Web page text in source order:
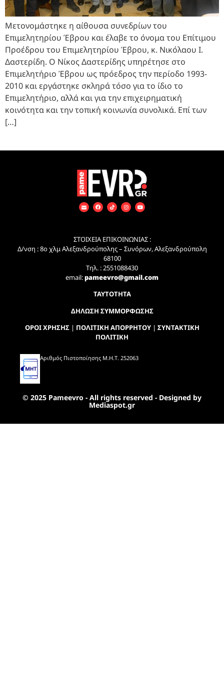
Μετονομάστηκε η αίθουσα συνεδρίων του
Επιμελητηρίου Έβρου και έλαβε το όνομα του Επίτιμου
Προέδρου του Επιμελητηρίου Έβρου, κ. Νικόλαου Ι.
Δαστερίδη. Ο Νίκος Δαστερίδης υπηρέτησε στο
Επιμελητήριο Έβρου ως πρόεδρος την περίοδο 1993-
2010 και εργάστηκε σκληρά τόσο για το ίδιο το
Επιμελητήριο, αλλά και για την επιχειρηματική
κοινότητα και την τοπική κοινωνία συνολικά. Επί των
[…]
ΣΤΟΙΧΕΙΑ ΕΠΙΚΟΙΝΩΝΙΑΣ :
Δ/νση : 8ο χλμ Αλεξανδρούπολης – Συνόρων, Αλεξανδρούπολη
68100
Τηλ. : 2551088430
email:pameevro@gmail.com
ΤΑΥΤΟΤΗΤΑ
ΔΗΛΩΣΗ ΣΥΜΜΟΡΦΩΣΗΣ
ΟΡΟΙ ΧΡΗΣΗΣ| ΠΟΛΙΤΙΚΗ ΑΠΟΡΡΗΤΟΥ| ΣΥΝΤΑΚΤΙΚΗ
ΠΟΛΙΤΙΚΗ
Αριθμός Πιστοποίησης Μ.Η.Τ. 252063
© 2025 Pameevro - All rights reserved - Designed by
Mediaspot.gr